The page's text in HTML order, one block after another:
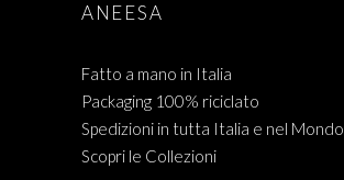
ANEESA
Fatto a mano in Italia
Packaging 100% riciclato
Spedizioni in tutta Italia e nel Mondo
Scopri le Collezioni